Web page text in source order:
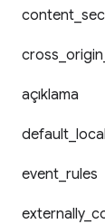
content
cross origin
açıklama
default
event rules
externally_